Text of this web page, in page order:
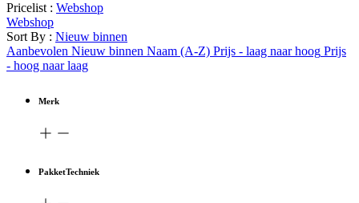
Pricelist : Webshop
Webshop
Sort By : Nieuw binnen
Aanbevolen Nieuw binnen Naam (A-Z) Prijs - laag naar hoog Prijs
- hoog naar laag
Merk
PakketTechniek